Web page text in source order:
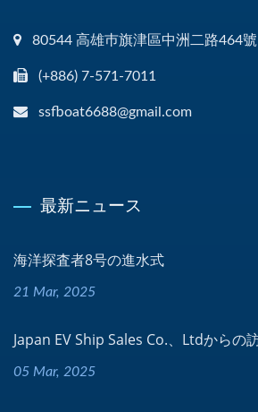
80544 高雄巿旗津區中洲二路464號
(+886) 7-571-7011
ssfboat6688@gmail.com
最新ニュース
海洋探査者8号の進水式
21 Mar, 2025
Japan EV Ship Sales Co.、Ltdからの
05 Mar, 2025